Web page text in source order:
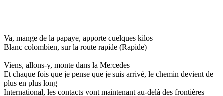
Va, mange de la papaye, apporte quelques kilos
Blanc colombien, sur la route rapide (Rapide)
Viens, allons-y, monte dans la Mercedes
Et chaque fois que je pense que je suis arrivé, le chemin devient de
plus en plus long
International, les contacts vont maintenant au-delà des frontières